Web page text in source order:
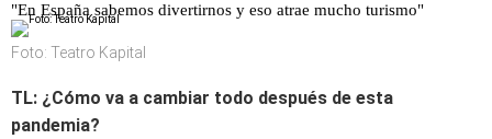
"En España sabemos divertirnos y eso atrae mucho turismo"
Foto: Teatro Kapital
TL: ¿Cómo va a cambiar todo después de esta
pandemia?